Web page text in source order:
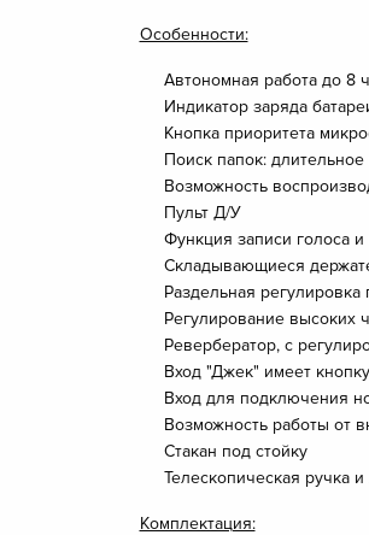
Особенности:
Автономная работа до 8
Индикатор заряда
Кнопка приоритета
Поиск папок:
Возможность
Пульт Д/У
Функция записи голоса
Складывающиеся
Раздельная
Регулирование высоких
Ревербератор, с
Вход "Джек" имеет
Вход для подключения
Возможность работы от
Стакан под стойку
Телескопическая ручка
Комплектация: